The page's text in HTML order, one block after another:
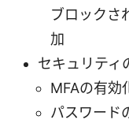
ブロックさ
加
セキュリティ
MFAの有効
パスワード